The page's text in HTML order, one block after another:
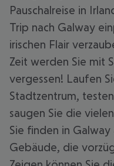
Pauschalreise in
Trip nach Galway
irischen Flair
Zeit werden Sie mit
vergessen! Laufen
Stadtzentrum,
saugen Sie die
Sie finden in Galway
Gebäude, die